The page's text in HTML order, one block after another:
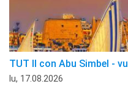
TUT II con Abu Simbel -
lu, 17.08.2026